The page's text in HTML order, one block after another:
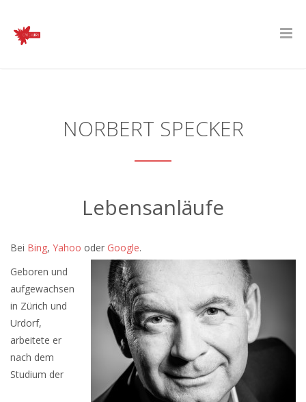
NORBERT SPECKER
Lebensanläufe
Bei Bing, Yahoo oder Google.
Geboren und
aufgewachsen
in Zürich und
Urdorf,
arbeitete er
nach dem
Studium der